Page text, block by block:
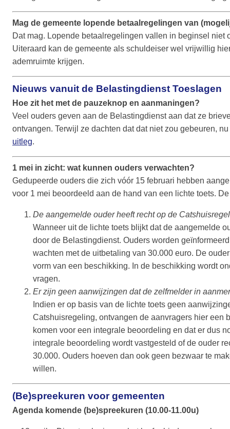
Mag de gemeente lopende betaalregelingen van
Dat mag. Lopende betaalregelingen vallen in beginsel niet
Uiteraard kan de gemeente als schuldeiser wel vrijwillig
ademruimte krijgen.
Nieuws vanuit de Belastingdienst Toeslagen
Hoe zit het met de pauzeknop en aanmaningen?
Veel ouders geven aan de Belastingdienst aan dat ze
ontvangen. Terwijl ze dachten dat dat niet zou gebeuren,
uitleg.
1 mei in zicht: wat kunnen ouders verwachten?
Gedupeerde ouders die zich vóór 15 februari hebben
voor 1 mei beoordeeld aan de hand van een lichte toets.
De aangemelde ouder heeft recht op de
Wanneer uit de lichte toets blijkt dat de aangemelde
door de Belastingdienst. Ouders worden
wachten met de uitbetaling van 30.000 euro. De
vorm van een beschikking. In de beschikking wordt
vragen.
Er zijn geen aanwijzingen dat de zelfmelder in
Indien er op basis van de lichte toets geen
Catshuisregeling, ontvangen de aanvragers hier een
komen voor een integrale beoordeling en dat er dus
integrale beoordeling wordt vastgesteld of de ouder
30.000. Ouders hoeven dan ook geen bezwaar te
willen.
(Be)spreekuren voor gemeenten
Agenda komende (be)spreekuren (10.00-11.00u)